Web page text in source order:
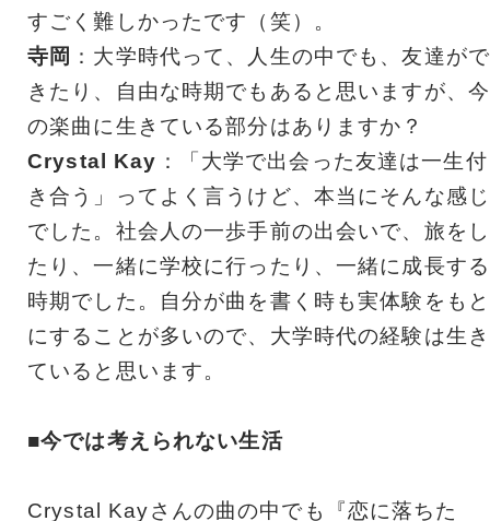
すごく難しかったです（笑）。
寺岡 ：大学時代って、人生の中でも、友達がで
きたり、自由な時期でもあると思いますが、今
の楽曲に生きている部分はありますか？
Crystal Kay ：「大学で出会った友達は一生付
き合う」ってよく言うけど、本当にそんな感じ
でした。社会人の一歩手前の出会いで、旅をし
たり、一緒に学校に行ったり、一緒に成長する
時期でした。自分が曲を書く時も実体験をもと
にすることが多いので、大学時代の経験は生き
ていると思います。
■今では考えられない生活
Crystal Kayさんの曲の中でも『恋に落ちた